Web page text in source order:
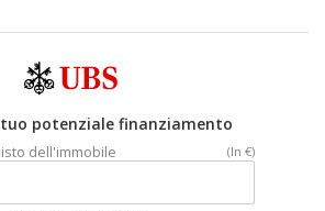
potenziale finanziamento
dell'immobile (In €)